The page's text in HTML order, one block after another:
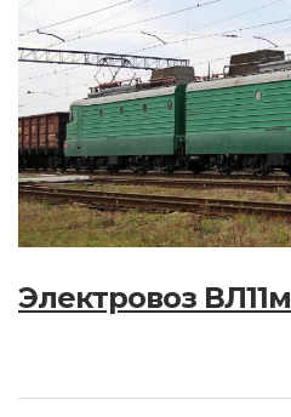
Электровоз ВЛ11м